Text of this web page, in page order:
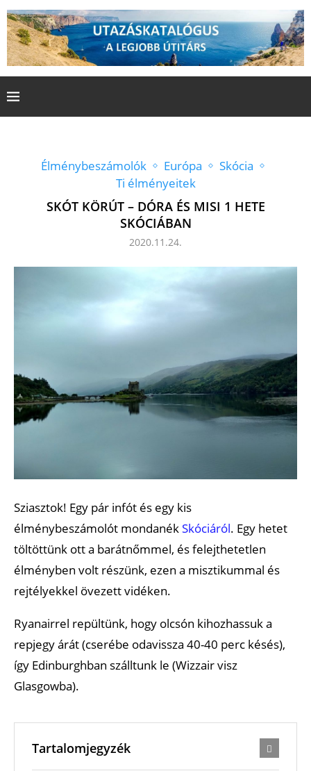
Élménybeszámolók Európa
Skócia
Ti élményeitek
SKÓT KÖRÚT – DÓRA ÉS MISI 1 HETE
SKÓCIÁBAN
2020.11.24.
Sziasztok! Egy pár infót és egy kis
élménybeszámolót mondanékSkóciáról. Egy hetet
töltöttünk ott a barátnőmmel, és felejthetetlen
élményben volt részünk, ezen a misztikummal és
rejtélyekkel övezett vidéken.
Ryanairrel repültünk, hogy olcsón kihozhassuk a
repjegy árát (cserébe odavissza 40-40 perc késés),
így Edinburghban szálltunk le (Wizzair visz
Glasgowba).
Tartalomjegyzék